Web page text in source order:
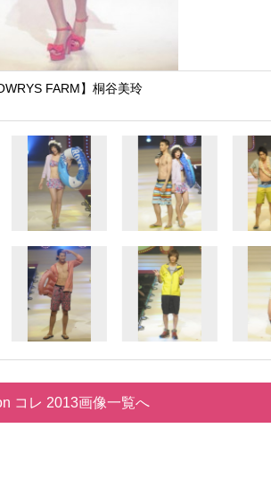
FARM】桐谷美玲
コレ 2013画像一覧へ